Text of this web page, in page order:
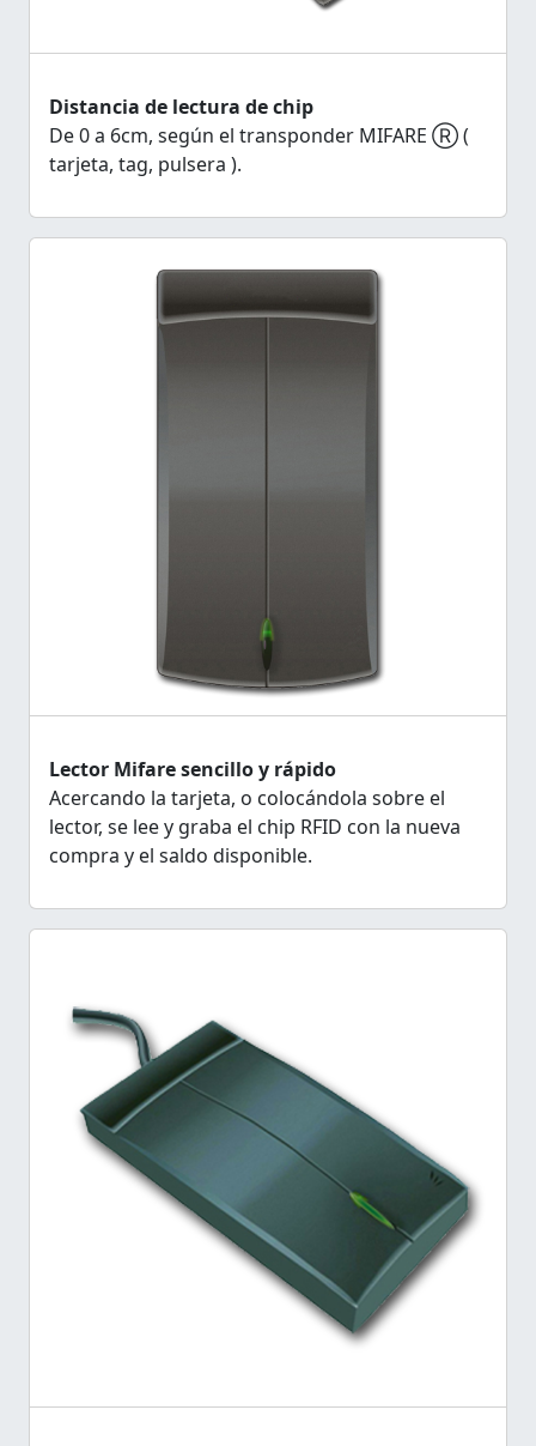
Distancia de lectura de chip
De 0 a 6cm, según el transponder MIFARE Ⓡ (
tarjeta, tag, pulsera ).
Lector Mifare sencillo y rápido
Acercando la tarjeta, o colocándola sobre el
lector, se lee y graba el chip RFID con la nueva
compra y el saldo disponible.